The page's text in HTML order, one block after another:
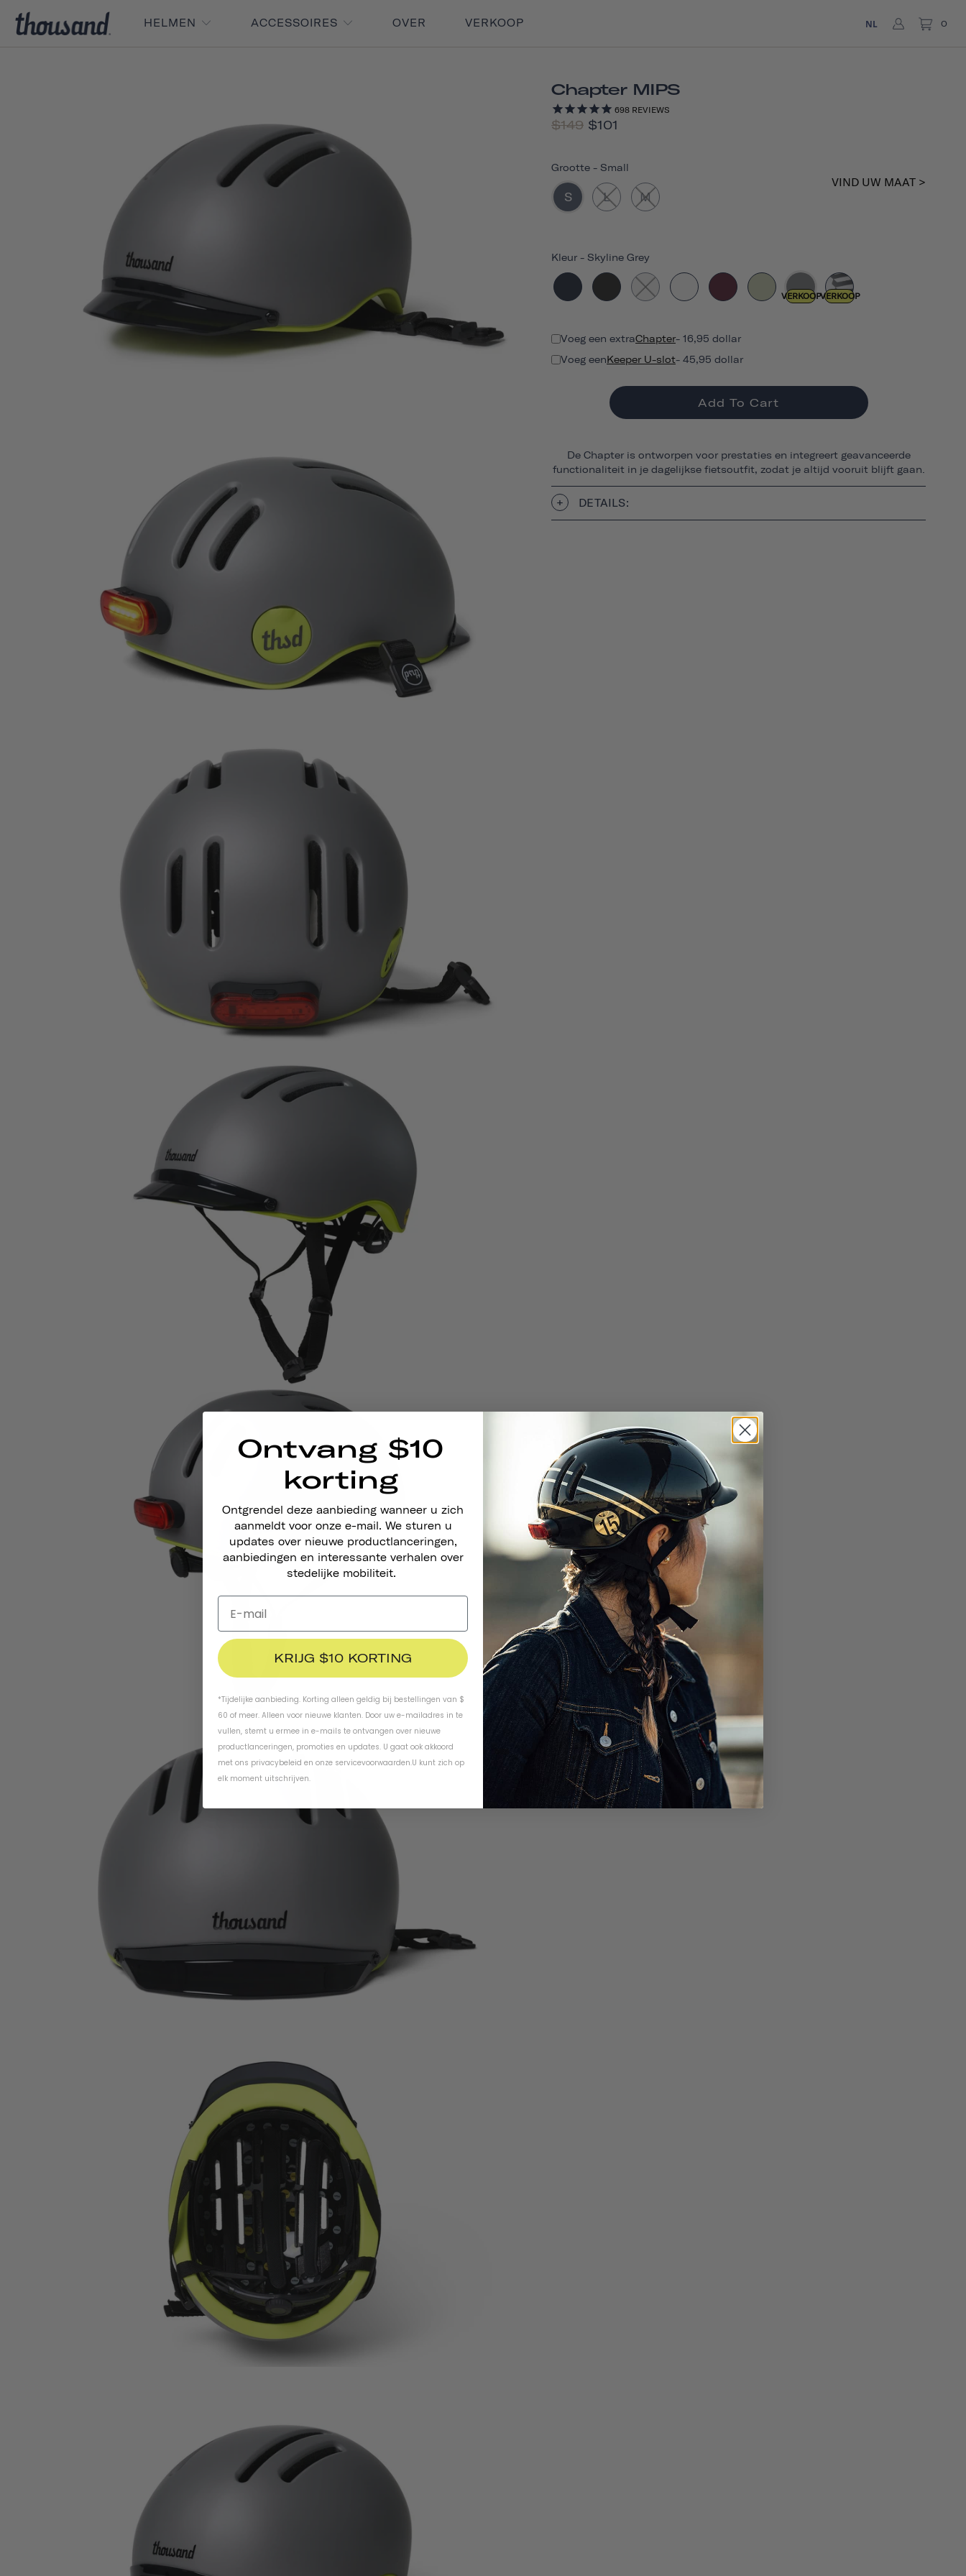
HELMEN ACCESSOIRES OVER VERKOOP NL 0
Chapter MIPS
698 REVIEWS
$149 $101
Kleur - Skyline Grey
VERKOOPVERKOOP
Grootte - Small
S L M
VIND UW MAAT >
Voeg een extraChapter- 16,95 dollar
Voeg eenKeeper U-slot- 45,95 dollar
Add To Cart
De Chapter is ontworpen voor prestaties en integreert geavanceerde
functionaliteit in je dagelijkse fietsoutfit, zodat je altijd vooruit blijft gaan.
DETAILS:
Ontvang $10
korting
Ontgrendel deze aanbieding wanneer u zich
aanmeldt voor onze e-mail. We sturen u
updates over nieuwe productlanceringen,
aanbiedingen en interessante verhalen over
stedelijke mobiliteit.
KRIJG $10 KORTING
*Tijdelijke aanbieding. Korting alleen geldig bij bestellingen van $
60 of meer. Alleen voor nieuwe klanten. Door uw e-mailadres in te
vullen, stemt u ermee in e-mails te ontvangen over nieuwe
productlanceringen, promoties en updates. U gaat ook akkoord
met ons privacybeleid en onze servicevoorwaarden.U kunt zich op
elk moment uitschrijven.